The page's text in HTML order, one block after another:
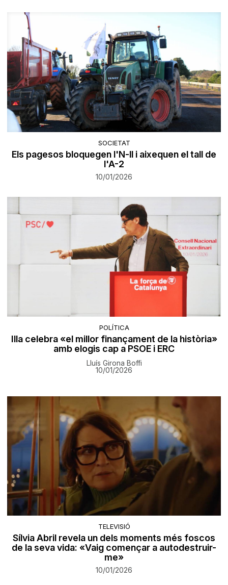
SOCIETAT
Els pagesos bloquegen l'N-ll i aixequen el tall de
l'A-2
10/01/2026
POLÍTICA
Illa celebra «el millor finançament de la història»
amb elogis cap a PSOE i ERC
Lluís Girona Boffi
10/01/2026
TELEVISIÓ
Sílvia Abril revela un dels moments més foscos
de la seva vida: «Vaig començar a autodestruir-
me»
10/01/2026